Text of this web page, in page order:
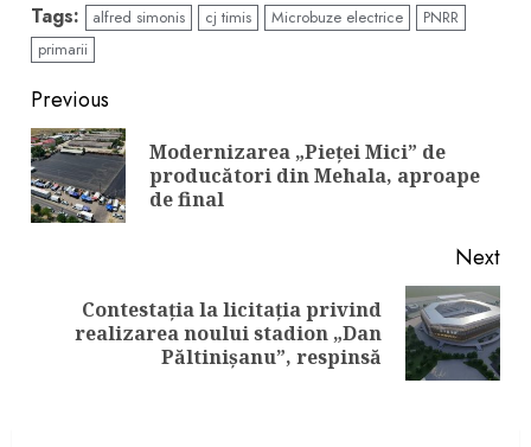
Tags: alfred simonis cj timis Microbuze electrice
PNRR
primarii
Continue
Reading
Previous
Modernizarea „Pieței Mici” de
producători din Mehala, aproape
de final
Next
Next
Contestația la licitația privind
realizarea noului stadion „Dan
Păltinișanu”, respinsă